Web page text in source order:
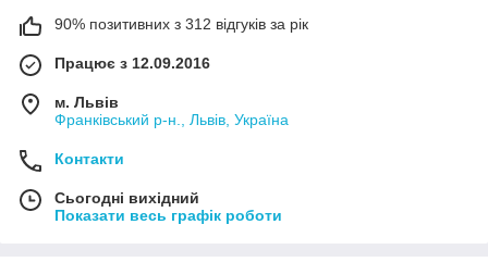
90% позитивних з 312 відгуків за рік
Працює з 12.09.2016
м. Львів
Франківський р-н., Львів, Україна
Контакти
Сьогодні вихідний
Показати весь графік роботи